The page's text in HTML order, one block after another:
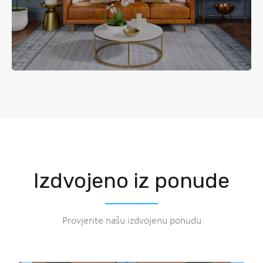
Izdvojeno iz ponude
Provjerite našu izdvojenu ponudu